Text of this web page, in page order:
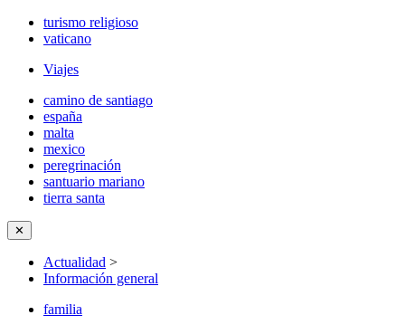
turismo religioso
vaticano
Viajes
camino de santiago
españa
malta
mexico
peregrinación
santuario mariano
tierra santa
✕
Actualidad >
Información general
familia